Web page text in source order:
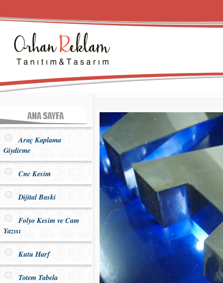
Araç Kaplama
Giydirme
Cnc Kesim
Dijital Baski
Folyo Kesim ve Cam
Yazısı
Kutu Harf
Totem Tabela